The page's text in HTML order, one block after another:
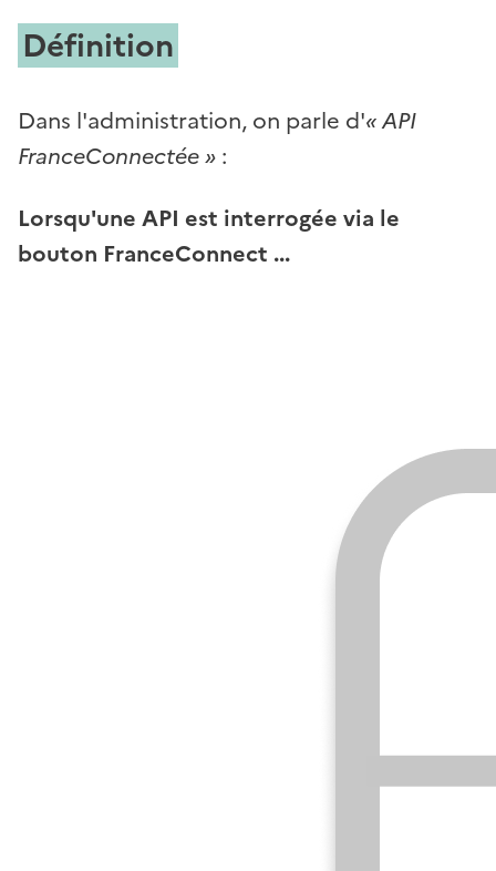
Définition
Dans l'administration, on parle d'« API
FranceConnectée » :
Lorsqu'une API est interrogée via le
bouton FranceConnect ...